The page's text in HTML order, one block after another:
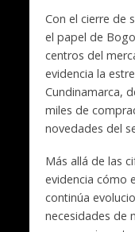
Con el cierre de
el papel de
centros del
evidencia la
Cundinamarca,
miles de
novedades del
Más allá de las
evidencia cómo
continúa
necesidades de